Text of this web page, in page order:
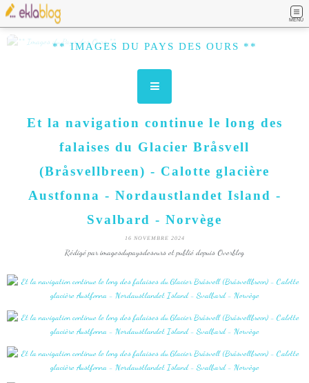
MENU
** IMAGES DU PAYS DES OURS **
Et la navigation continue le long des
falaises du Glacier Bråsvell
(Bråsvellbreen) - Calotte glacière
Austfonna - Nordaustlandet Island -
Svalbard - Norvège
16 NOVEMBRE 2024
Rédigé par imagesdupaysdesours et publié depuis Overblog